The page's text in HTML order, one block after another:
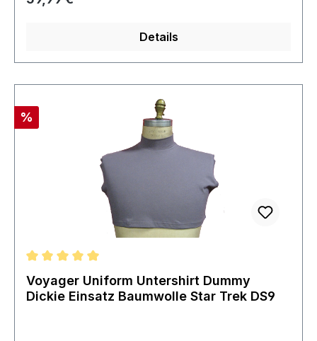
ausverkauft und extrem selten
Details
Rabatt
%
Durchschnittliche Bewertung von 5 von 5 Sternen
Voyager Uniform Untershirt Dummy
Dickie Einsatz Baumwolle Star Trek DS9